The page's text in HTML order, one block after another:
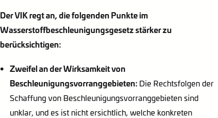
Der VIK regt an, die folgenden Punkte im
Wasserstoffbeschleunigungsgesetz stärker zu
berücksichtigen:
Zweifel an der Wirksamkeit von
Beschleunigungsvorranggebieten: Die Rechtsfolgen der
Schaffung von Beschleunigungsvorranggebieten sind
unklar, und es ist nicht ersichtlich, welche konkreten